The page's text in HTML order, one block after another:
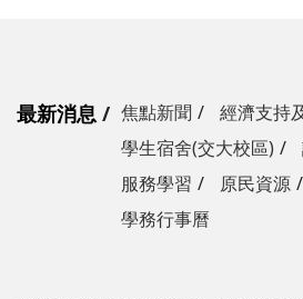
最新消息 焦點新聞 經濟支持
學生宿舍(交大校區)
服務學習
原民資源
學務行事曆